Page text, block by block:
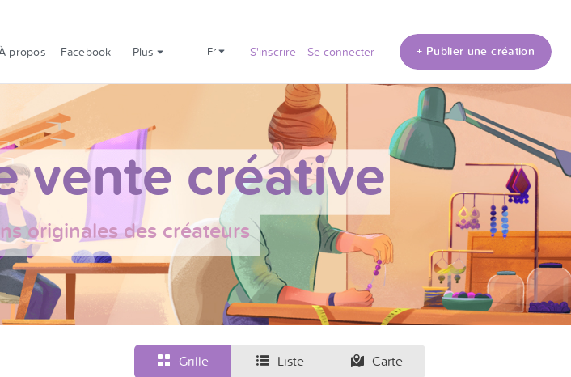
propos Facebook Plus fr S'inscrire Se connecter + Publier une création
vente créative
originales des créateurs
Grille Liste Carte